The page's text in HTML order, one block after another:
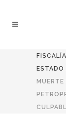
ESTADO